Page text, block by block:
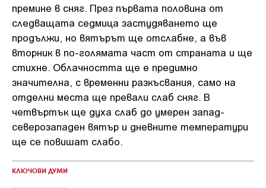
премине в сняг. През първата половина от
следващата седмица застудяването ще
продължи, но вятърът ще отслабне, а във
вторник в по-голямата част от страната и ще
стихне. Облачността ще е предимно
значителна, с временни разкъсвания, само на
отделни места ще превали слаб сняг. В
четвъртък ще духа слаб до умерен запад-
северозападен вятър и дневните температури
ще се повишат слабо.
КЛЮЧОВИ ДУМИ